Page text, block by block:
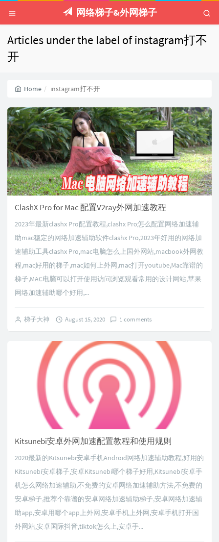
网络梯子&外网梯子
Articles under the label of instagram打不
开
Home instagram打不开
ClashX Pro for Mac 配置V2ray外网加速教程
2023年最新clashx Pro配置教程,clashx Pro怎么配置网络加速辅
助mac稳定的网络加速辅助软件clashx Pro,2023年好用的网络加
速辅助工具clashx Pro,mac电脑怎么上国外网站,macbook外网教
程,mac好用的梯子,mac如何上外网,mac打开youtube,Mac靠谱的
梯子,MAC电脑可以打开使用访问浏览观看常用的设计网站,苹果
网络加速辅助哪个好用,...
梯子大神 August 15, 2020 1 comments
Kitsunebi安卓外网加速配置教程和使用规则
2020最新的Kitsunebi安卓手机Android网络加速辅助教程,好用的
Kitsunebi安卓梯子,安卓Kitsunebi哪个梯子好用,Kitsunebi安卓手
机怎么网络加速辅助,不免费的安卓网络加速辅助方法,不免费的
安卓梯子,推荐个靠谱的安卓网络加速辅助梯子,安卓网络加速辅
助app,安卓用哪个app上外网,安卓手机上外网,安卓手机打开国
外网站,安卓国际抖音,tiktok怎么上,安卓手...